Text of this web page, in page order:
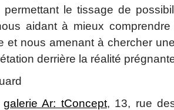
le tissage de
aidant à mieux comprendre
et nous amenant à chercher
derrière la réalité
galerie Ar: tConcept, 13, rue